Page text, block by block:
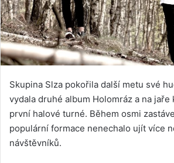
Skupina Slza pokořila další metu své
vydala druhé album Holomráz a na jaře
první halové turné. Během osmi
populární formace nenechalo ujít více
návštěvníků.